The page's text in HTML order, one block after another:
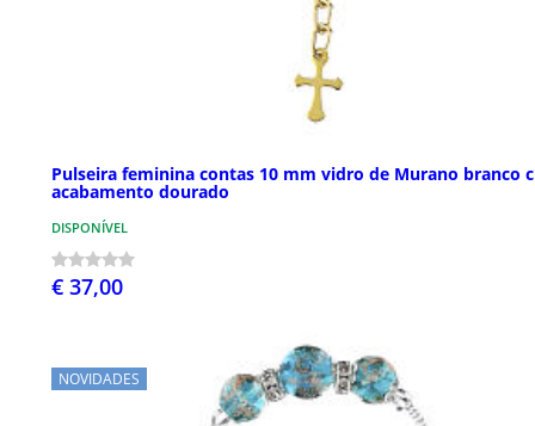
Pulseira feminina contas 10 mm vidro de Murano branco
acabamento dourado
DISPONÍVEL
€ 37,00
NOVIDADES